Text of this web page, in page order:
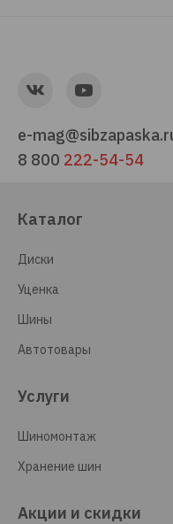
e-
8 800 222-54-54
Каталог
Диски
Уценка
Шины
Автотовары
Услуги
Шиномонтаж
Хранение шин
Акции и скидки